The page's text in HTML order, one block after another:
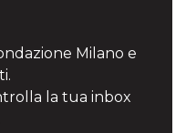
Milano e
la tua inbox